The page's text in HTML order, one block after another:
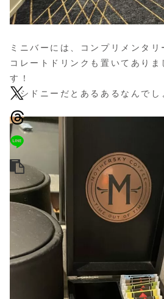
ミニバーには、コンプリメンタリ
コレートドリンクも置いてあり
す！
（シドニーだとあるあるなんでし